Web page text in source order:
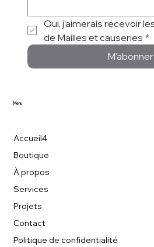
Oui, j'aimerais recevoir
de Mailles et causeries *
M'abonner
Menu
Accueil4
Boutique
À propos
Services
Projets
Contact
Politique de confidentialité